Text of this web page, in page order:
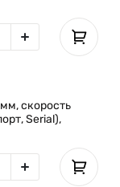
скорость
Serial),